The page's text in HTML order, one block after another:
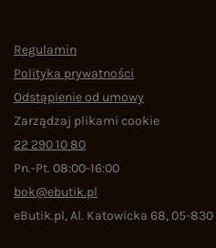
Regulamin
Polityka prywatności
Odstąpienie od umowy
Zarządzaj plikami cookie
22 290 10 80
Pn.-Pt. 08:00-16:00
bok@ebutik.pl
eButik.pl,Al. Katowicka 68,05-830